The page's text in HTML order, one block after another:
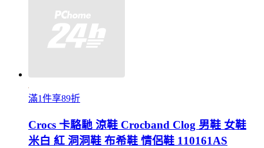
滿1件享89折
Crocs 卡駱馳 涼鞋 Crocband Clog 男鞋 女鞋
米白 紅 洞洞鞋 布希鞋 情侶鞋 110161AS